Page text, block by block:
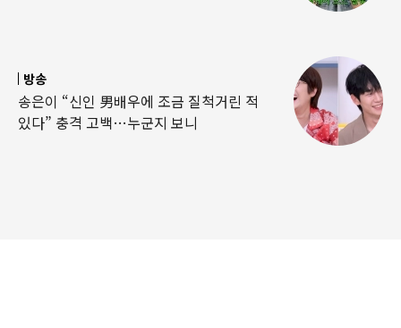
방송
송은이 “신인 男배우에 조금 질척거린 적
있다” 충격 고백…누군지 보니